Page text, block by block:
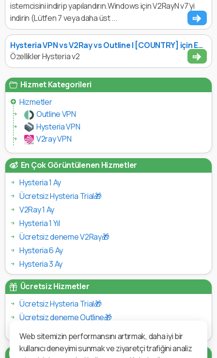
Web sitemizin performansını artırmak, daha iyi bir
kullanıcı deneyimi sunmak ve ziyaretçi trafiğini analiz
istemcisini indirip yapılandırın.Windows için V2RayN v7’yi
indirin (Lütfen 7 veya daha üst ...
Hysteria VPN vs V2Ray vs Outline | [COUNTRY] için En Hızlı VPN ve Yüksek Sansür Direnci
Özellikler Hysteria v2
Hizmet Kategorileri
Hizmetler
Outline VPN
Hysteria VPN
V2ray VPN
En Çok Görüntülenen Hizmetler
Hysteria 1 Ay
Ücretsiz Hysteria Trial🎁
V2Ray 1 Ay
Hysteria 1 Yıl
Ücretsiz deneme V2Ray🎁
Hysteria 6 Ay
Hysteria 3 Ay
Ücretsiz Hizmetler
Ücretsiz Hysteria Trial🎁
Ücretsiz deneme Outline🎁
Ücretsiz deneme V2Ray🎁
Ödeme Yöntemleri